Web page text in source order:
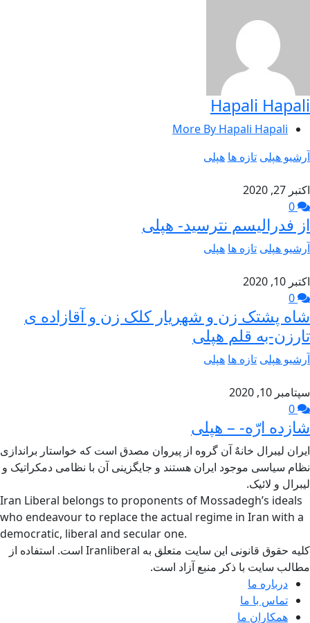
Hapali Hapali
More By Hapali Hapali
آرشیو هپلی تازه ها هپلی
اکتبر 27, 2020
از فدرالیسم نترسید- هپلی
آرشیو هپلی تازه ها هپلی
اکتبر 10, 2020
شاه پشتک زن و شهریار کلک زن و آقازاده ی
تارزن-به قلم هپلی
آرشیو هپلی تازه ها هپلی
سپتامبر 10, 2020
شازده ارّه- – هپلی
ایران لیبرال خانهٌ آن گروه از پیروان مصدق است که خواستار براندازی
نظام سیاسی موجود ایران هستند و جایگزینی آن با نظامی دمکراتیک و
لیبرال و لائیک.
Iran Liberal belongs to proponents of Mossadegh’s ideals
who endeavour to replace the actual regime in Iran with a
democratic, liberal and secular one.
کلیه حقوق قانونی این سایت متعلق به Iranliberal است. استفاده از
مطالب سایت با ذکر منبع آزاد است.
درباره ما
تماس با ما
همکاران ما